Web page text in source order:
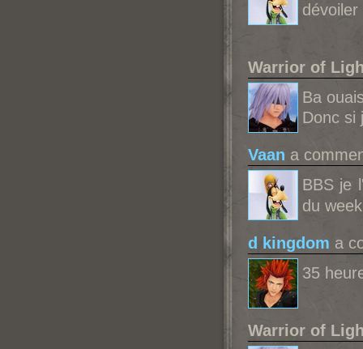
Warrior of
Ba
Donc si
Vaan a
BBS je
du
d kingdom a
35
Warrior of